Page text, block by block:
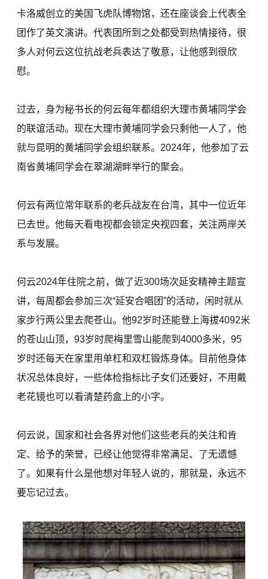
卡洛威创立的美国飞虎队博物馆，还在座谈会上代表全
团作了英文演讲。代表团所到之处都受到热情接待，很
多人对何云这位抗战老兵表达了敬意，让他感到很欣
慰。
过去，身为秘书长的何云每年都组织大理市黄埔同学会
的联谊活动。现在大理市黄埔同学会只剩他一人了，他
就与昆明的黄埔同学会组织联系。2024年，他参加了云
南省黄埔同学会在翠湖湖畔举行的聚会。
何云有两位常年联系的老兵战友在台湾，其中一位近年
已去世。他每天看电视都会锁定央视四套，关注两岸关
系与发展。
何云2024年住院之前，做了近300场次延安精神主题宣
讲，每周都会参加三次“延安合唱团”的活动，闲时就从
家步行两公里去爬苍山。他92岁时还能登上海拔4092米
的苍山山顶，93岁时爬梅里雪山能爬到4000多米，95
岁时还每天在家里用单杠和双杠锻炼身体。目前他身体
状况总体良好，一些体检指标比子女们还要好，不用戴
老花镜也可以看清楚药盒上的小字。
何云说，国家和社会各界对他们这些老兵的关注和肯
定、给予的荣誉，已经让他觉得非常满足、了无遗憾
了。如果有什么是他想对年轻人说的，那就是，永远不
要忘记过去。